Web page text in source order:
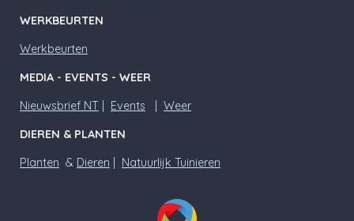
WERKBEURTEN
Werkbeurten
MEDIA - EVENTS - WEER
Nieuwsbrief NT
Events
Weer
DIEREN & PLANTEN
Planten & Dieren Natuurlijk Tuinieren